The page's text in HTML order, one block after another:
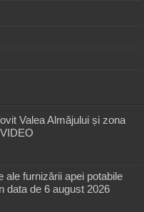
Valea Almăjului și zona
ale furnizării apei potabile
data de 6 august 2026